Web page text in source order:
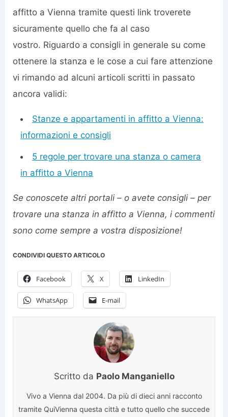
affitto a Vienna tramite questi link troverete
sicuramente quello che fa al caso
vostro. Riguardo a consigli in generale su come
ottenere la stanza e le cose a cui fare attenzione
vi rimando ad alcuni articoli scritti in passato
ancora validi:
Stanze e appartamenti in affitto a Vienna:
informazioni e consigli
5 regole per trovare una stanza o camera
in affitto a Vienna
Se conoscete altri portali – o avete consigli – per
trovare una stanza in affitto a Vienna, i commenti
sono come sempre a vostra disposizione!
CONDIVIDI QUESTO ARTICOLO
Facebook X LinkedIn
WhatsApp E-mail
Scritto da Paolo Manganiello
Vivo a Vienna dal 2004. Da più di dieci anni racconto
tramite QuiVienna questa città e tutto quello che succede